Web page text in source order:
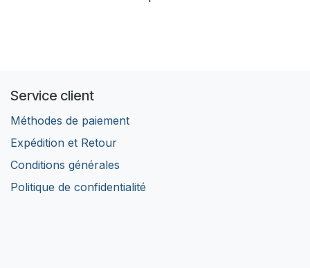
Service client
Méthodes de paiement
Expédition et Retour
Conditions générales
Politique de confidentialité